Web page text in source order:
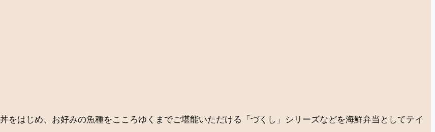
をはじめ、お好みの魚種をこころゆくまでご堪能いただける「づくし」シリーズなどを海鮮弁当としてテイ